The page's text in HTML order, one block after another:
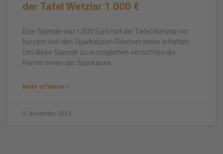
der Tafel Wetzlar 1.000 €
Eine Spende von 1.000 Euro hat die Tafel Wetzlar vor
kurzem von den Sparkassen-Rentner:innen erhalten.
Um diese Spende zu ermöglichen verzichten die
Renter:innen der Sparkasse
Mehr erfahren »
5. November 2024